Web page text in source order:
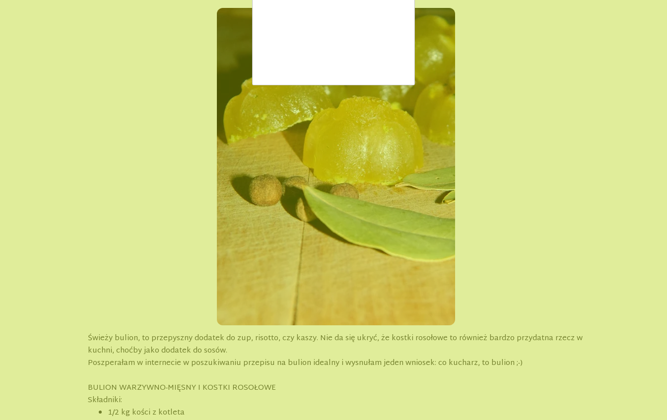
Świeży bulion, to przepyszny dodatek do zup, risotto, czy kaszy. Nie da się ukryć, że kostki rosołowe to również bardzo przydatna rzecz w
kuchni, choćby jako dodatek do sosów.
Poszperałam w internecie w poszukiwaniu przepisu na bulion idealny i wysnułam jeden wniosek: co kucharz, to bulion ;-)
BULION WARZYWNO-MIĘSNY I KOSTKI ROSOŁOWE
Składniki:
1/2 kg kości z kotleta